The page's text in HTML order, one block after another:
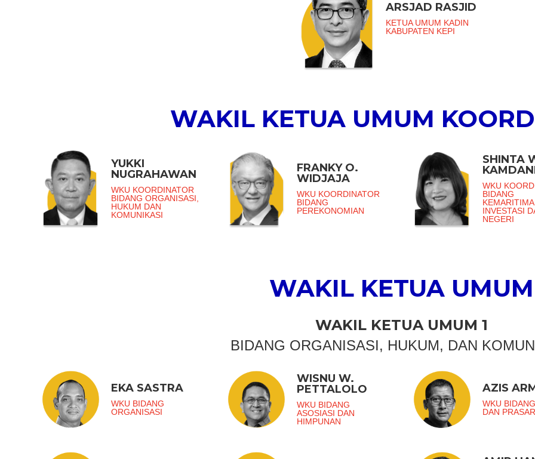
ARSJAD RASJID
KETUA UMUM KADIN
KABUPATEN KEPI
WAKIL KETUA UMUM
YUKKI
NUGRAHAWAN
WKU KOORDINATOR
BIDANG ORGANISASI,
HUKUM DAN
KOMUNIKASI
FRANKY O.
WIDJAJA
WKU KOORDINATOR
BIDANG
PEREKONOMIAN
SHINTA
WKU
BIDANG
INVESTASI
NEGERI
WAKIL KETUA UMUM
WAKIL KETUA UMUM 1
BIDANG ORGANISASI, HUKUM, DAN
EKA SASTRA
WKU BIDANG
ORGANISASI
WISNU W.
PETTALOLO
WKU BIDANG
ASOSIASI DAN
HIMPUNAN
AZIS
WKU
DAN